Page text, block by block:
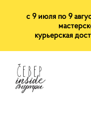
с 9 июля по 9
курьерская